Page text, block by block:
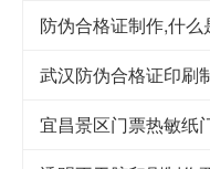
防伪合格证制作,什么
武汉防伪合格证印刷
宜昌景区门票热敏纸